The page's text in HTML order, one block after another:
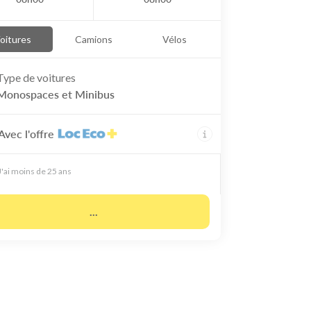
Camions Vélos
devoitures
et Minibus
l'offre
moins de 25 ans